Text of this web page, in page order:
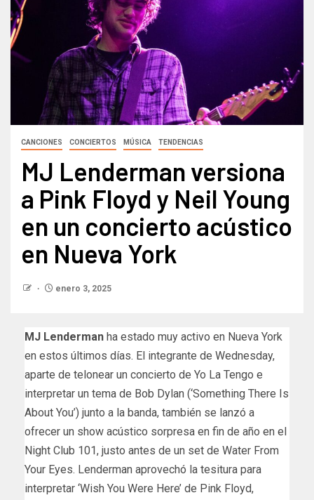
CANCIONES CONCIERTOS MÚSICA TENDENCIAS
MJ Lenderman versiona
a Pink Floyd y Neil Young
en un concierto acústico
en Nueva York
enero 3, 2025
MJ Lenderman ha estado muy activo en Nueva York
en estos últimos días. El integrante de Wednesday,
aparte de telonear un concierto de Yo La Tengo e
interpretar un tema de Bob Dylan (‘Something There Is
About You’) junto a la banda, también se lanzó a
ofrecer un show acústico sorpresa en fin de año en el
Night Club 101, justo antes de un set de Water From
Your Eyes. Lenderman aprovechó la tesitura para
interpretar ‘Wish You Were Here’ de Pink Floyd,